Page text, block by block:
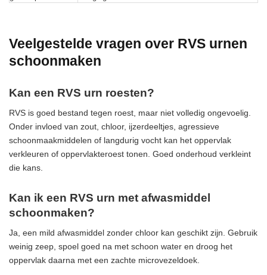
Veelgestelde vragen over RVS urnen
schoonmaken
Kan een RVS urn roesten?
RVS is goed bestand tegen roest, maar niet volledig ongevoelig.
Onder invloed van zout, chloor, ijzerdeeltjes, agressieve
schoonmaakmiddelen of langdurig vocht kan het oppervlak
verkleuren of oppervlakteroest tonen. Goed onderhoud verkleint
die kans.
Kan ik een RVS urn met afwasmiddel
schoonmaken?
Ja, een mild afwasmiddel zonder chloor kan geschikt zijn. Gebruik
weinig zeep, spoel goed na met schoon water en droog het
oppervlak daarna met een zachte microvezeldoek.